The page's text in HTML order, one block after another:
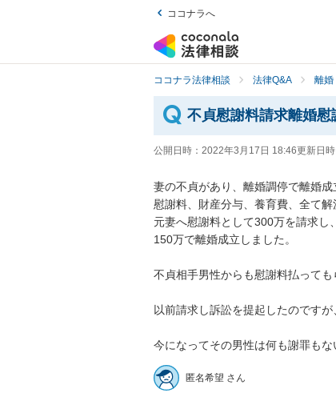
ココナラへ
ココナラ法律相談 法律Q&A 離婚
不貞慰謝料請求離婚慰
公開日時： 2022年3月17日 18:46更新日時
妻の不貞があり、離婚調停で離婚成
慰謝料、財産分与、養育費、全て
元妻へ慰謝料として300万を請求し
150万で離婚成立しました。
不貞相手男性からも慰謝料払って
以前請求し訴訟を提起したのです
今になってその男性は何も謝罪も
匿名希望 さん